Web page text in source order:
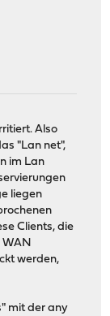
Also
"Lan net",
im Lan
liegen
Clients, die
WAN
werden,
mit der any